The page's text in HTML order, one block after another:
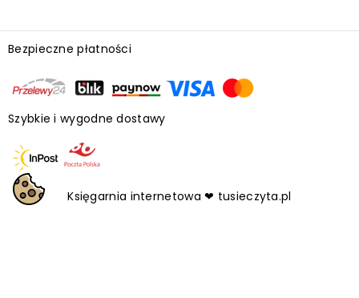
Bezpieczne płatności
Szybkie i wygodne dostawy
Księgarnia internetowa ❤ tusieczyta.pl